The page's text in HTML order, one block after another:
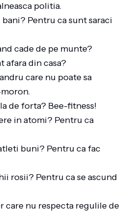
politia.
Pentru ca sunt saraci
cade de pe munte?
afara din casa?
care nu poate sa
de forta? Bee-fitness!
in atomi? Pentru ca
buni? Pentru ca fac
rosii? Pentru ca se ascund
care nu respecta regulile de